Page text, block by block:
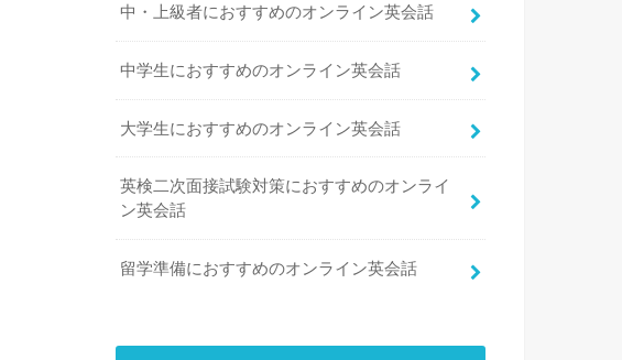
中・上級者におすすめのオンライン英会話
中学生におすすめのオンライン英会話
大学生におすすめのオンライン英会話
英検二次面接試験対策におすすめのオンライ
ン英会話
留学準備におすすめのオンライン英会話